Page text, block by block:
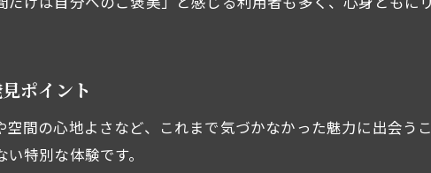
ポイント
間の心地よさなど、これまで気づかなかった魅力に出会う
特別な体験です。